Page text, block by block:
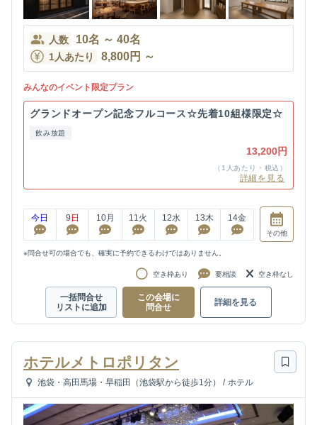
人数 10名 ～ 40名
1人あたり 8,800円 ～
みんなのイベント限定プラン
グランドオープン記念フルコース☆先着10組様限定☆
飲み放題
13,200円
（1人あたり・税込）
詳細を見る
今日 9 日 10月 11 火 12水 13木 14金
その他
※問合せ可の場合でも、確実に予約できるわけではありません。
空き枠あり 要相談 空き枠なし
一括問合せ
リストに追加
この会場に
問合せ
詳細を見る
ホテルメトロポリタン
池袋・高田馬場・早稲田（池袋駅から徒歩1分） / ホテル